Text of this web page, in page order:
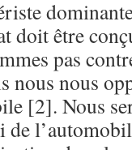
doit être
pas
nous nous
[2]. Nous
de